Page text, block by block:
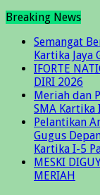
Breaking News
Semangat
Kartika Jaya
IFORTE
DIRI 2026
Meriah dan
SMA Kartika
Pelantikan
Gugus
Kartika I-5
MESKI
MERIAH